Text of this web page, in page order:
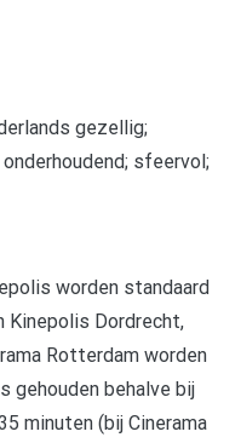
gezellig;
sfeervol;
worden standaard
Kinepolis Dordrecht,
Rotterdam worden
gehouden behalve bij
minuten (bij Cinerama